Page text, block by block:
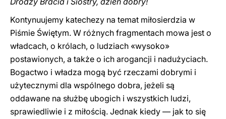
Kontynuujemy katechezy na temat miłosierdzia w
Piśmie Świętym. W różnych fragmentach mowa jest o
władcach, o królach, o ludziach «wysoko»
postawionych, a także o ich arogancji i nadużyciach.
Bogactwo i władza mogą być rzeczami dobrymi i
użytecznymi dla wspólnego dobra, jeżeli są
oddawane na służbę ubogich i wszystkich ludzi,
sprawiedliwie i z miłością. Jednak kiedy — jak to się